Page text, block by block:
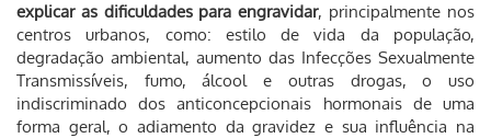
explicar as dificuldades para engravidar, principalmente nos
centros urbanos, como: estilo de vida da população,
degradação ambiental, aumento das Infecções Sexualmente
Transmissíveis, fumo, álcool e outras drogas, o uso
indiscriminado dos anticoncepcionais hormonais de uma
forma geral, o adiamento da gravidez e sua influência na